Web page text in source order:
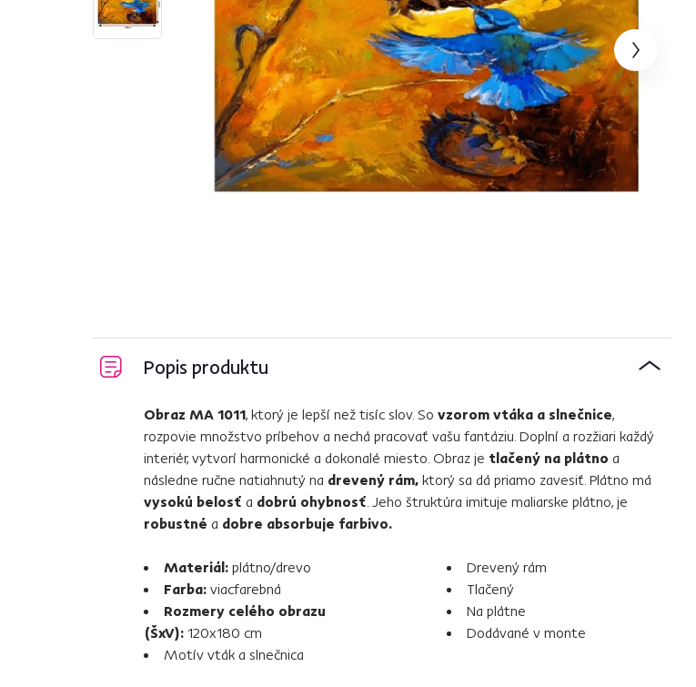
Popis produktu
Obraz MA 1011, ktorý je lepší než tisíc slov. So vzorom vtáka a slnečnice,
rozpovie množstvo príbehov a nechá pracovať vašu fantáziu. Doplní a rozžiari každý
interiér, vytvorí harmonické a dokonalé miesto. Obraz je tlačený na plátno a
následne ručne natiahnutý na drevený rám, ktorý sa dá priamo zavesiť. Plátno má
vysokú belosť a dobrú ohybnosť . Jeho štruktúra imituje maliarske plátno, je
robustné a dobre absorbuje farbivo.
Materiál: plátno/drevo
Farba: viacfarebná
Rozmery celého obrazu
(ŠxV): 120x180 cm
Motív vták a slnečnica
Drevený rám
Tlačený
Na plátne
Dodávané v monte